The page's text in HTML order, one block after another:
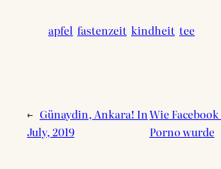
apfel fastenzeit kindheit tee
← Günaydin, Ankara! In
July, 2019
Wie
Porno wurde